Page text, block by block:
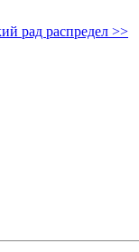
рад распредел >>